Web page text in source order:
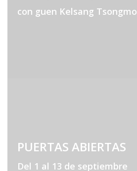
con guen Kelsang Tsongmo
PUERTAS ABIERTAS
Del 1 al 13 de septiembre